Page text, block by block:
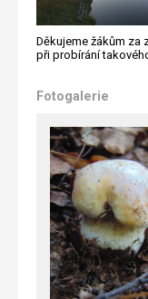
Děkujeme žákům
při probírání
Fotogalerie